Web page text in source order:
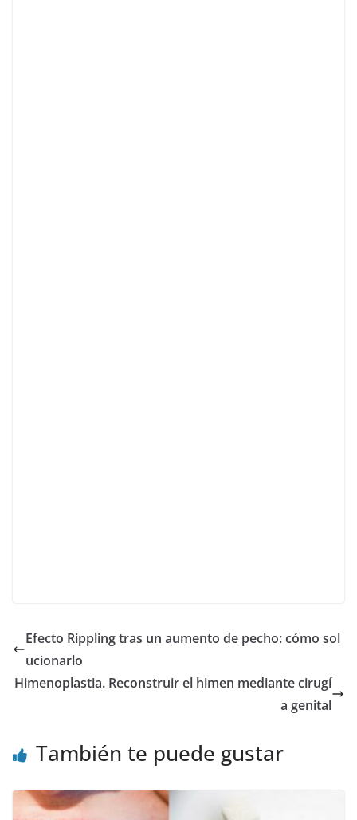
Efecto Rippling tras un aumento de pecho: cómo sol
ucionarlo
Himenoplastia. Reconstruir el himen mediante cirugí
a genital
También te puede gustar